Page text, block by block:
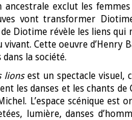
exclut les
vont transformer
Diotime révèle les liens qui
Cette oeuvre d’Henry
la société.
lionsest un spectacle visuel,
les danses et les chants de
L’espace scénique est
lumière, danses